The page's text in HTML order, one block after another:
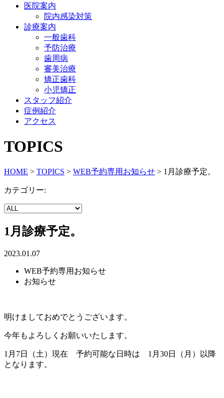
医院案内
院内感染対策
診療案内
一般歯科
予防治療
歯周病
審美治療
矯正歯科
小児矯正
スタッフ紹介
症例紹介
アクセス
TOPICS
HOME > TOPICS > WEB予約専用お知らせ > 1月診療予定。
カテゴリー:
1月診療予定。
2023.01.07
WEB予約専用お知らせ
お知らせ
明けましておめでとうございます。
今年もよろしくお願いいたします。
1月7日（土）現在 予約可能な日時は 1月30日（月）以降
となります。